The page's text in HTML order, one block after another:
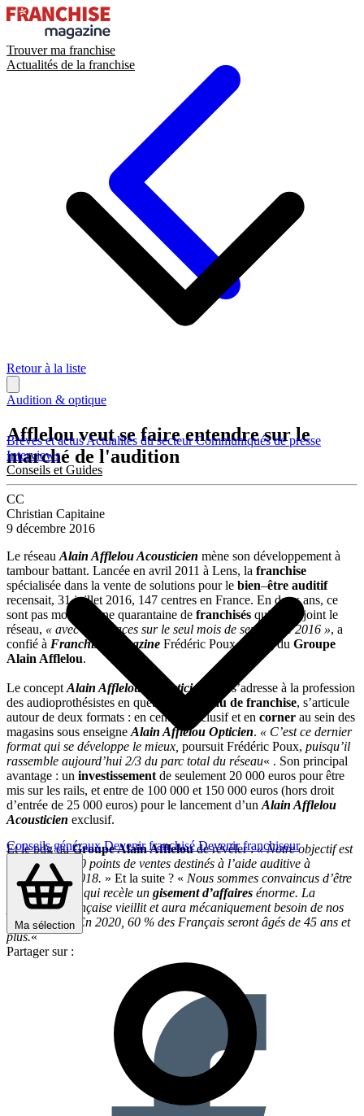
Trouver ma franchise
Actualités de la franchise
Brèves et actusActualités du secteurCommuniqués de presse
Interviews
Conseils et Guides
Conseils générauxDevenir franchiséDevenir franchiseur
Ma sélection
Retour à la liste
Audition & optique
Afflelou veut se faire entendre sur le
marché de l'audition
CC
Christian Capitaine
9 décembre 2016
Le réseau Alain Afflelou Acousticien mène son développement à
tambour battant. Lancée en avril 2011 à Lens, la franchise
spécialisée dans la vente de solutions pour le bien–être auditif
recensait, 31 juillet 2016, 147 centres en France. En deux ans, ce
sont pas moins d’une quarantaine de franchisés qui ont rejoint le
réseau, « avec 15 espaces sur le seul mois de septembre 2016 », a
confié à Franchise Magazine Frédéric Poux, le pdg du Groupe
Alain Afflelou.
Le concept Alain Afflelou Acousticien
, qui s’adresse à la profession
des audioprothésistes en quête d’un
réseau de franchise, s’articule
autour de deux formats : en centres exclusif et en corner au sein des
magasins sous enseigne Alain Afflelou Opticien. « C’est ce dernier
format qui se développe le mieux, poursuit Frédéric Poux, puisqu’il
rassemble aujourd’hui 2/3 du parc total du réseau« . Son principal
avantage : un investissement de seulement 20 000 euros pour être
mis sur les rails, et entre de 100 000 et 150 000 euros (hors droit
d’entrée de 25 000 euros) pour le lancement d’un Alain Afflelou
Acousticien exclusif.
Et le pdg duGroupe Alain Affleloude révéler :« Notre objectif est
de totaliser 200 points de ventes destinés à l’aide auditive à
l’horizon fin 2018. » Et la suite ? « Nous sommes convaincus d’être
sur un marché qui recèle un gisement d’affaires énorme. La
population française vieillit et aura mécaniquement besoin de nos
équipements. En 2020, 60 % des Français seront âgés de 45 ans et
plus.«
Partager sur :